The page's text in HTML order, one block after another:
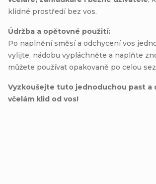
klidné prostředí bez vos.
Údržba a opětovné použití:
Po naplnění směsí a odchycení vos
vylijte, nádobu vypláchněte a naplňte
můžete používat opakovaně po celou
Vyzkoušejte tuto jednoduchou past a
včelám klid od vos!